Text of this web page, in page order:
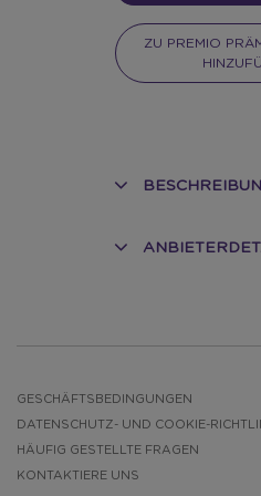
ZU PREMIO
GESCHÄFTSBEDINGUNGEN
DATENSCHUTZ- UND COOKIE-
HÄUFIG GESTELLTE FRAGEN
KONTAKTIERE UNS